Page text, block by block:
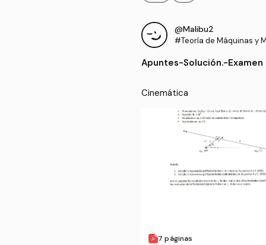
@Malibu2
#Teoría de Máquinas y
Apuntes-Solución.-
Cinemática
7 páginas